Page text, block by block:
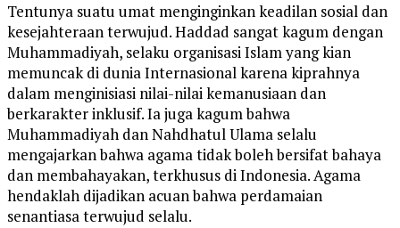
Tentunya suatu umat menginginkan keadilan sosial dan
kesejahteraan terwujud. Haddad sangat kagum dengan
Muhammadiyah, selaku organisasi Islam yang kian
memuncak di dunia Internasional karena kiprahnya
dalam menginisiasi nilai-nilai kemanusiaan dan
berkarakter inklusif. Ia juga kagum bahwa
Muhammadiyah dan Nahdhatul Ulama selalu
mengajarkan bahwa agama tidak boleh bersifat bahaya
dan membahayakan, terkhusus di Indonesia. Agama
hendaklah dijadikan acuan bahwa perdamaian
senantiasa terwujud selalu.